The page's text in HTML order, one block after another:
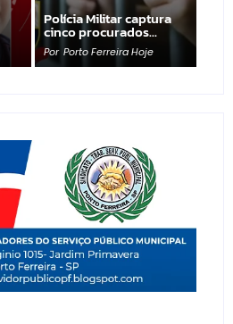
Polícia Militar captura
cinco procurados…
Por Porto Ferreira Hoje